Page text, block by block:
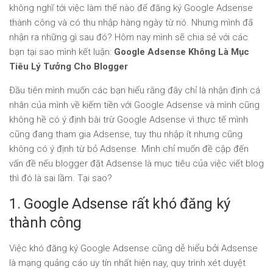
không nghĩ tới việc làm thế nào để đăng ký Google Adsense
thành công và có thu nhập hàng ngày từ nó. Nhưng mình đã
nhận ra những gì sau đó? Hôm nay mình sẽ chia sẻ với các
bạn tại sao mình kết luận: Google Adsense Không Là Mục
Tiêu Lý Tưởng Cho Blogger
Đầu tiên mình muốn các bạn hiểu rằng đây chỉ là nhận định cá
nhân của mình về kiếm tiền với Google Adsense và mình cũng
không hề có ý định bài trừ Google Adsense vì thực tế mình
cũng đang tham gia Adsense, tuy thu nhập ít nhưng cũng
không có ý định từ bỏ Adsense. Mình chỉ muốn đề cập đến
vấn đề nếu blogger đặt Adsense là mục tiêu của việc viết blog
thì đó là sai lầm. Tại sao?
1. Google Adsense rất khó đăng ký
thành công
Việc khó đăng ký Google Adsense cũng dễ hiểu bởi Adsense
là mạng quảng cáo uy tín nhất hiện nay, quy trình xét duyệt